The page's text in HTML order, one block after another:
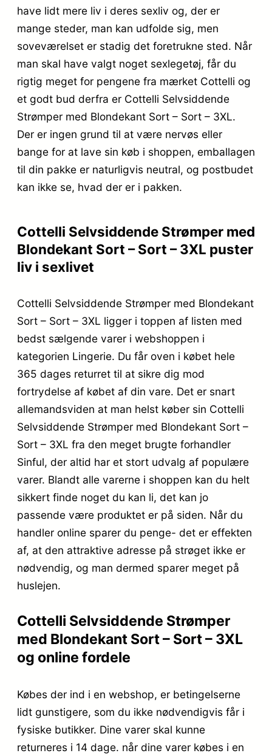
have lidt mere liv i deres sexliv og, der er
mange steder, man kan udfolde sig, men
soveværelset er stadig det foretrukne sted. Når
man skal have valgt noget sexlegetøj, får du
rigtig meget for pengene fra mærket Cottelli og
et godt bud derfra er Cottelli Selvsiddende
Strømper med Blondekant Sort – Sort – 3XL.
Der er ingen grund til at være nervøs eller
bange for at lave sin køb i shoppen, emballagen
til din pakke er naturligvis neutral, og postbudet
kan ikke se, hvad der er i pakken.
Cottelli Selvsiddende Strømper med
Blondekant Sort – Sort – 3XL puster
liv i sexlivet
Cottelli Selvsiddende Strømper med Blondekant
Sort – Sort – 3XL ligger i toppen af listen med
bedst sælgende varer i webshoppen i
kategorien Lingerie. Du får oven i købet hele
365 dages returret til at sikre dig mod
fortrydelse af købet af din vare. Det er snart
allemandsviden at man helst køber sin Cottelli
Selvsiddende Strømper med Blondekant Sort –
Sort – 3XL fra den meget brugte forhandler
Sinful, der altid har et stort udvalg af populære
varer. Blandt alle varerne i shoppen kan du helt
sikkert finde noget du kan li, det kan jo
passende være produktet er på siden. Når du
handler online sparer du penge- det er effekten
af, at den attraktive adresse på strøget ikke er
nødvendig, og man dermed sparer meget på
huslejen.
Cottelli Selvsiddende Strømper
med Blondekant Sort – Sort – 3XL
og online fordele
Købes der ind i en webshop, er betingelserne
lidt gunstigere, som du ikke nødvendigvis får i
fysiske butikker. Dine varer skal kunne
returneres i 14 dage. når dine varer købes i en